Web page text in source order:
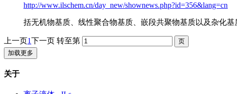
http://www.ilschem.cn/day_new/shownews.php?id=356&lang=cn
括无机物基质、线性聚合物基质、嵌段共聚物基质以及杂化基
上一页1下一页 转至第
加载更多
关于